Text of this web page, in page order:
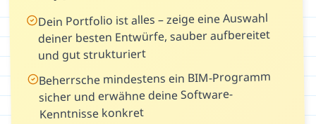
Dein Portfolio ist alles – zeige eine Auswahl
deiner besten Entwürfe, sauber aufbereitet
und gut strukturiert
Beherrsche mindestens ein BIM-Programm
sicher und erwähne deine Software-
Kenntnisse konkret